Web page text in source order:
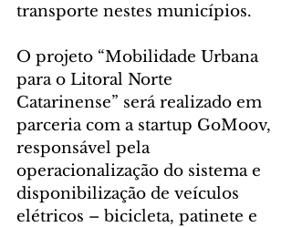
transporte nestes municípios.
O projeto “Mobilidade Urbana
para o Litoral Norte
Catarinense” será realizado em
parceria com a startup GoMoov,
responsável pela
operacionalização do sistema e
disponibilização de veículos
elétricos – bicicleta, patinete e